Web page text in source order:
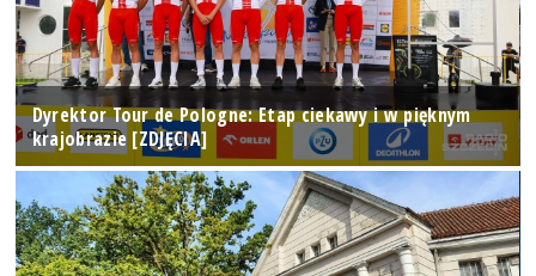
Dyrektor Tour de Pologne: Etap ciekawy i w pięknym
krajobrazie [ZDJĘCIA]